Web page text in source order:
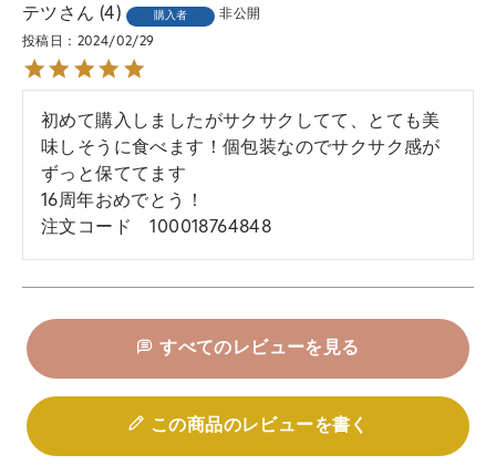
テツ 4 購入者 非公開
投稿日 2024/02/29
初めて購入しましたがサクサクしてて、とても美
味しそうに食べます！個包装なのでサクサク感が
ずっと保ててます
16周年おめでとう！
注文コード　100018764848
すべてのレビューを見る
この商品のレビューを書く